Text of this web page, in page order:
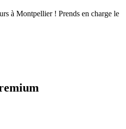
à Montpellier ! Prends en charge le